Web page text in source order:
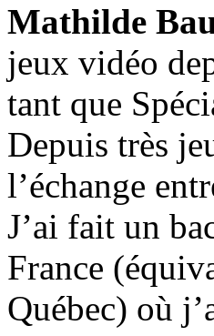
Mathilde
jeux vidéo
tant que
Depuis très
l’échange
J’ai fait un
France
Québec) où